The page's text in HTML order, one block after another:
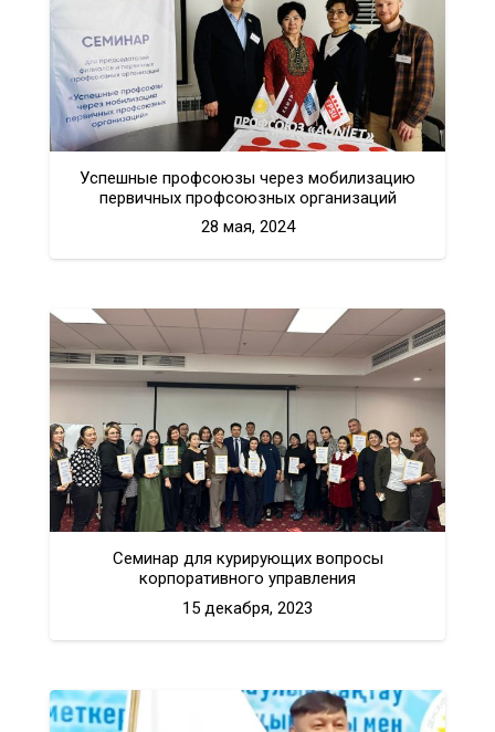
Успешные профсоюзы через мобилизацию
первичных профсоюзных организаций
28 мая, 2024
Семинар для курирующих вопросы
корпоративного управления
15 декабря, 2023